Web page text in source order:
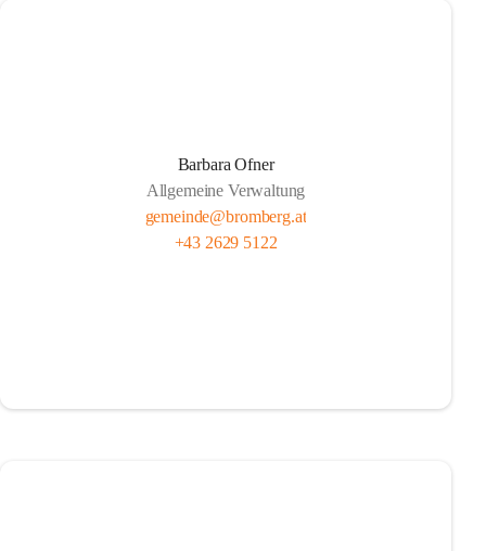
Barbara Ofner
Allgemeine Verwaltung
gemeinde@bromberg.at
+43 2629 5122